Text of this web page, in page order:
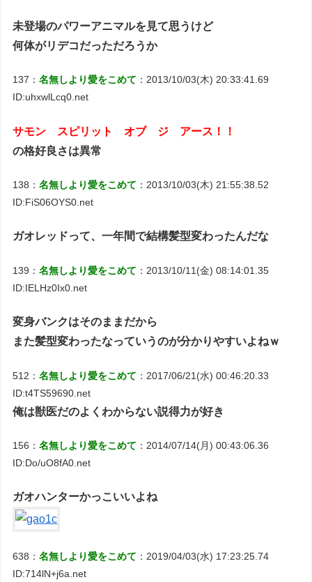
未登場のパワーアニマルを見て思うけど
何体がリデコだっただろうか
137：名無しより愛をこめて ：2013/10/03(木) 20:33:41.69
ID:uhxwlLcq0.net
サモン スピリット オブ ジ アース！！
の格好良さは異常
138：名無しより愛をこめて ：2013/10/03(木) 21:55:38.52
ID:FiS06OYS0.net
ガオレッドって、一年間で結構髪型変わったんだな
139：名無しより愛をこめて ：2013/10/11(金) 08:14:01.35
ID:IELHz0Ix0.net
変身バンクはそのままだから
また髪型変わったなっていうのが分かりやすいよねｗ
512：名無しより愛をこめて ：2017/06/21(水) 00:46:20.33
ID:t4TS59690.net
俺は獣医だのよくわからない説得力が好き
156：名無しより愛をこめて ：2014/07/14(月) 00:43:06.36
ID:Do/uO8fA0.net
ガオハンターかっこいいよね
638：名無しより愛をこめて ：2019/04/03(水) 17:23:25.74
ID:714lN+j6a.net